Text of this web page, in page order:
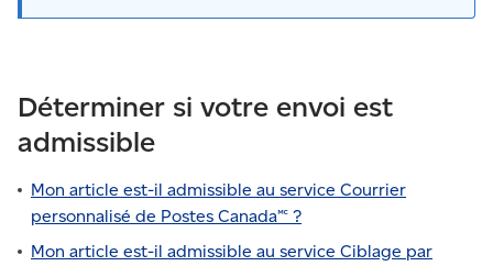
Déterminer si votre envoi est
admissible
Mon article est-il admissible au service Courrier
personnalisé de Postes Canada🅪 ?
Mon article est-il admissible au service Ciblage par